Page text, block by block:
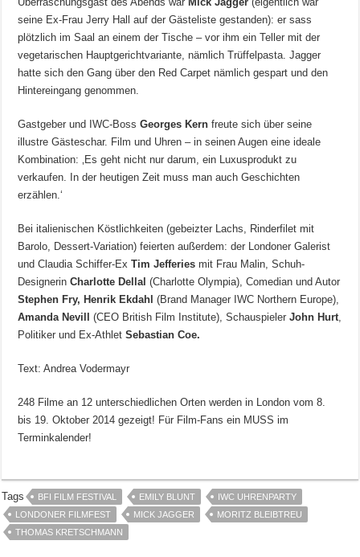
seine Ex-Frau Jerry Hall auf der Gästeliste gestanden): er sass
plötzlich im Saal an einem der Tische – vor ihm ein Teller mit der
vegetarischen Hauptgerichtvariante, nämlich Trüffelpasta. Jagger
hatte sich den Gang über den Red Carpet nämlich gespart und den
Hintereingang genommen.
Gastgeber und IWC-BossGeorges Kern freute sich über seine
illustre Gästeschar. Film und Uhren – in seinen Augen eine ideale
Kombination: ‚Es geht nicht nur darum, ein Luxusprodukt zu
verkaufen. In der heutigen Zeit muss man auch Geschichten
erzählen.‘
Bei italienischen Köstlichkeiten (gebeizter Lachs, Rinderfilet mit
Barolo, Dessert-Variation) feierten außerdem: der Londoner Galerist
und Claudia Schiffer-ExTim Jefferies mit Frau Malin, Schuh-
Designerin Charlotte Dellal (Charlotte Olympia), Comedian und Autor
Stephen Fry, Henrik Ekdahl (Brand Manager IWC Northern Europe),
Amanda Nevill
(CEO British Film Institute), SchauspielerJohn Hurt,
Politiker und Ex-AthletSebastian Coe.
Text: Andrea Vodermayr
248 Filme an 12 unterschiedlichen Orten werden in London vom 8.
bis 19. Oktober 2014 gezeigt! Für Film-Fans ein MUSS im
Terminkalender!
Tags BFI FILM FESTIVAL EMILY BLUNT
IWC UHRENPARTY
LONDONER FILMFEST
MICK JAGGER
MORITZ BLEIBTREU
THOMAS KRETSCHMANN